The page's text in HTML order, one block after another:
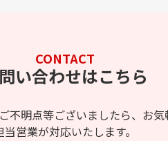
CONTACT
い合わせはこちら
不明点等ございましたら、お気
当営業が対応いたします。